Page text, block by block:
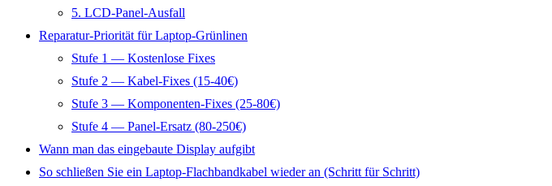
5. LCD-Panel-Ausfall
Reparatur-Priorität für Laptop-Grünlinen
Stufe 1 — Kostenlose Fixes
Stufe 2 — Kabel-Fixes (15-40€)
Stufe 3 — Komponenten-Fixes (25-80€)
Stufe 4 — Panel-Ersatz (80-250€)
Wann man das eingebaute Display aufgibt
So schließen Sie ein Laptop-Flachbandkabel wieder an (Schritt für Schritt)